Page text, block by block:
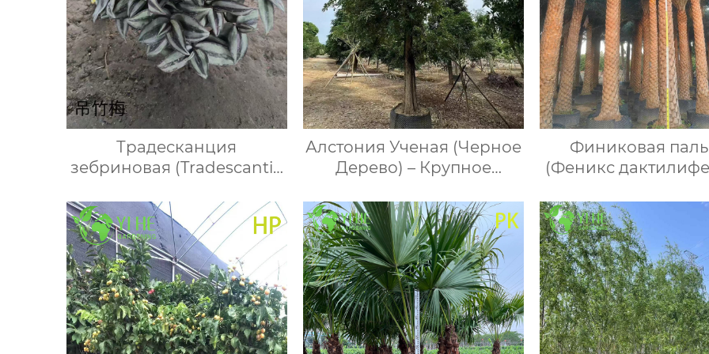
Традесканция
зебриновая (Tradescantia
ампельная подвесная
комнатная пурпурная
очищающая
Алстония Ученая (Черное
Дерево) – Крупное
Оптовые Поставки,
Экспорт
Финиковая
(Феникс
декоративная
оптом